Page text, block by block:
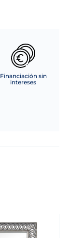
Financiación sin
intereses